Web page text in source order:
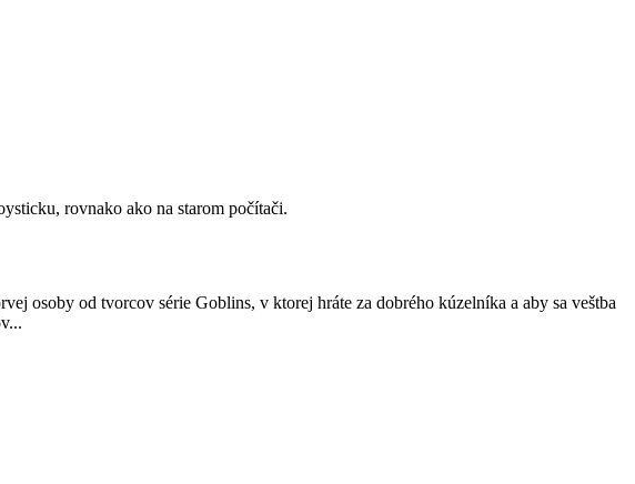
rovnako ako na starom počítači.
osoby od tvorcov série Goblins, v ktorej hráte za dobrého kúzelníka a aby sa veštba